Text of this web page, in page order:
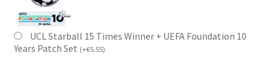
UCL Starball 15 Times Winner + UEFA Foundation 10
Years Patch Set (+€5.55)